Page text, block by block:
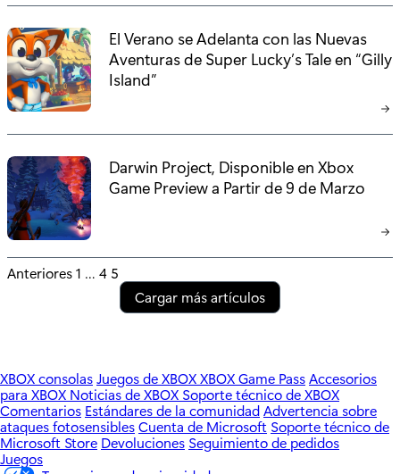
El Verano se Adelanta con las Nuevas
Aventuras de Super Lucky’s Tale en “Gilly
Island”
Darwin Project, Disponible en Xbox
Game Preview a Partir de 9 de Marzo
P
t
s
p
Anteriores1 … 4 5
Cargar más artículos
XBOX consolasJuegos de XBOXXBOX Game PassAccesorios
para XBOX Noticias de XBOX Soporte técnico de XBOX
Comentarios Estándares de la comunidadAdvertencia sobre
ataques fotosensiblesCuenta de Microsoft Soporte técnico de
Microsoft Store Devoluciones Seguimiento de pedidos
Juegos